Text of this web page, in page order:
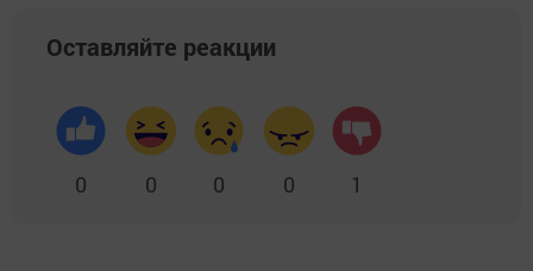
Оставляйте реакции
0 0 0 0 1